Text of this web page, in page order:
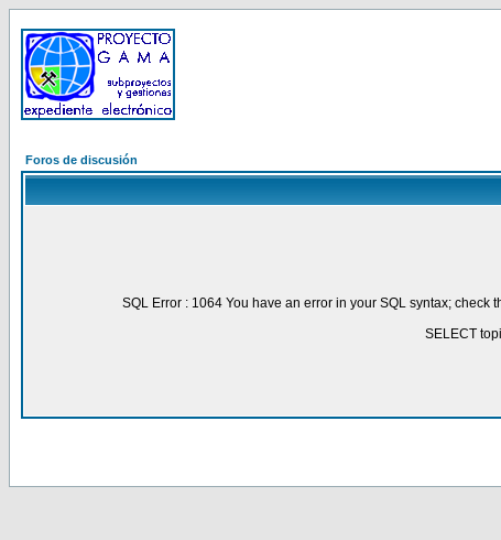
Foros de discusión
SQL Error : 1064 You have an error in your SQL syntax;
SELECT